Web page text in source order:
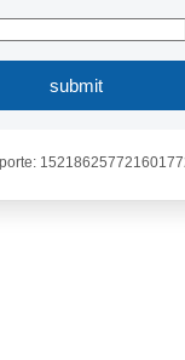
submit